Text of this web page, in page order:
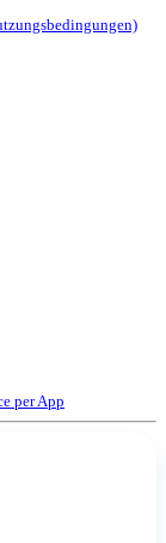
per App